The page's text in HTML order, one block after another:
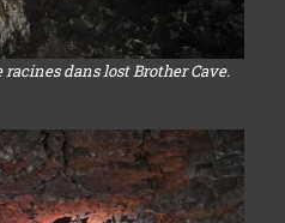
dans lost Brother Cave.